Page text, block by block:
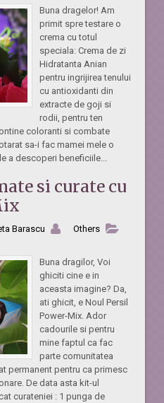
Buna dragelor! Am
primit spre testare o
crema cu totul
speciala: Crema de zi
Hidratanta Anian
pentru ingrijirea tenului
cu antioxidanti din
extracte de goji si
rodii, pentru ten
coloranti si combate
sa-i fac mamei mele o
a descoperi beneficiile...
si curate cu
Barascu
Others
Buna dragilor, Voi
ghiciti cine e in
aceasta imagine? Da,
ati ghicit, e Noul Persil
Power-Mix. Ador
cadourile si pentru
mine faptul ca fac
parte comunitatea
permanent pentru ca primesc
De data asta kit-ul
curateniei : 1 punga de